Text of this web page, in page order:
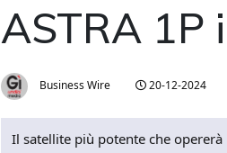
ASTRA 1P
Business Wire 20-12-2024
Il satellite più potente che opererà